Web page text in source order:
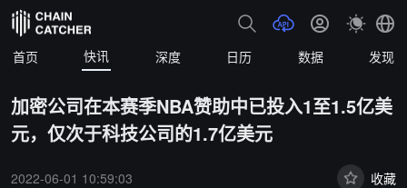
首页 快讯 深度 日历 数据 发现
加密公司在本赛季NBA赞助中已投入1至1.5亿美
元，仅次于科技公司的1.7亿美元
2022-06-01 10:59:03 收藏